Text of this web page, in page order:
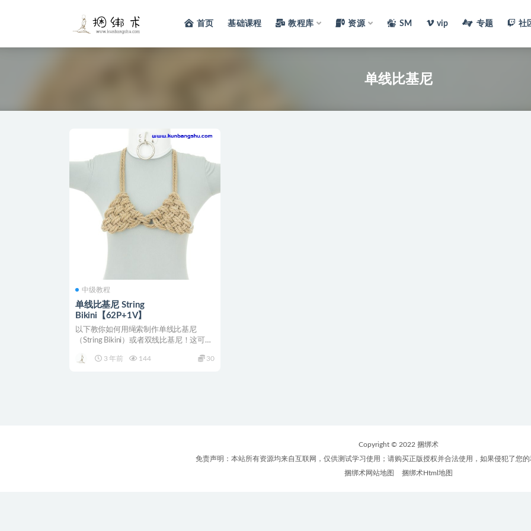
首页 基础课程 教程库 资源 SM vip 专题 社
单线比基尼
中级教程
单线比基尼 String
Bikini【62P+1V】
以下教你如何用绳索制作单线比基尼
（String Bikini）或者双线比基尼！这可以
3 年前
144 30
Copyright © 2022 捆绑术
免责声明：本站所有资源均来自互联网，仅供测试学习使用；请购买正版授权并合法使用，如果侵犯了您的
捆绑术网站地图
捆绑术Html地图